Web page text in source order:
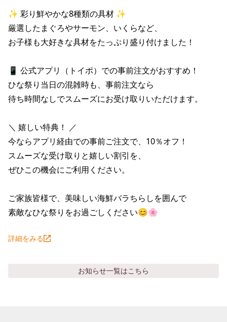
海老どて食堂
華花
決算短信
決算説明資料
株主通信
株主総会関連資料
適時開示資料
株価情報
株主優待
電子公告
FAQ
サイトマップ
✨ 彩り鮮やかな8種類の具材 ✨
厳選したまぐろやサーモン、いくらなど、
お子様も大好きな具材をたっぷり盛り付けました！
📱 公式アプリ（トイポ）での事前注文がおすすめ！
ひな祭り当日の混雑時も、事前注文なら
待ち時間なしでスムーズにお受け取りいただけます。
＼ 嬉しい特典！ ／
今ならアプリ経由での事前ご注文で、10％オフ！
スムーズな受け取りと嬉しい割引を、
ぜひこの機会にご利用ください。
ご家族皆様で、美味しい海鮮バラちらしを囲んで
素敵なひな祭りをお過ごしください😊🌸
詳細をみる
お知らせ一覧はこちら